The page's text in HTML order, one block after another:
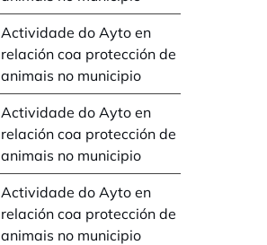
Actividade do Ayto en
relación coa protección de
animais no municipio
Actividade do Ayto en
relación coa protección de
animais no municipio
Actividade do Ayto en
relación coa protección de
animais no municipio